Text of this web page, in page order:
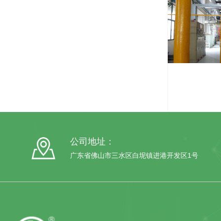
公司地址：
广东省佛山市三水区白坭镇进港开发区1号